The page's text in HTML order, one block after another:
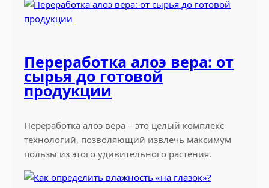
й
й
,
К
к
у
р
з
Переработка алоэ вера: от
сырья до готовой
продукции
Переработка алоэ вера – это целый комплекс
технологий, позволяющий извлечь максимум
пользы из этого удивительного растения.